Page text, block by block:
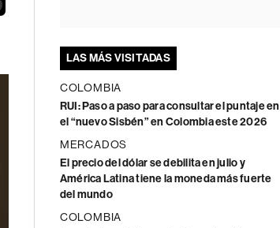
LAS MÁS VISITADAS
COLOMBIA
RUI: Paso a paso para consultar el puntaje en
el “nuevo Sisbén” en Colombia este 2026
MERCADOS
El precio del dólar se debilita en julio y
América Latina tiene la moneda más fuerte
del mundo
COLOMBIA